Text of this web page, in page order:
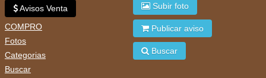
Avisos Venta
COMPRO
Fotos
Categorias
Buscar
Subir foto
Publicar aviso
Buscar